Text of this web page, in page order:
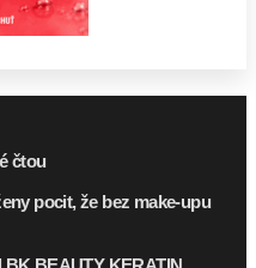
čtou
pocit, že bez make-upu